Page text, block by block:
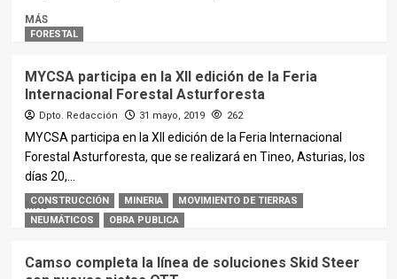
MÁS
FORESTAL
MYCSA participa en la XII edición de la Feria
Internacional Forestal Asturforesta
Dpto. Redacción 31 mayo, 2019 262
MYCSA participa en la XII edición de la Feria Internacional
Forestal Asturforesta, que se realizará en Tineo, Asturias, los
días 20,...
MÁS
CONSTRUCCIÓN MINERIA
MOVIMIENTO DE TIERRAS
NEUMÁTICOS
OBRA PUBLICA
Camso completa la línea de soluciones Skid Steer